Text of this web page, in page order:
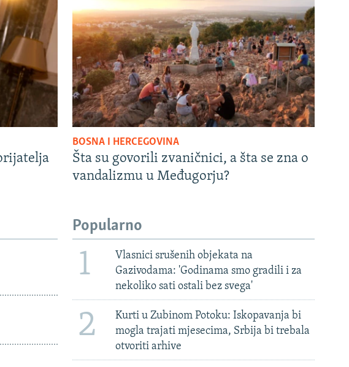
BOSNA I HERCEGOVINA
Šta su govorili zvaničnici, a šta se zna o
vandalizmu u Međugorju?
Popularno
1
Vlasnici srušenih objekata na
Gazivodama: 'Godinama smo gradili i za
nekoliko sati ostali bez svega'
2
Kurti u Zubinom Potoku: Iskopavanja bi
mogla trajati mjesecima, Srbija bi trebala
otvoriti arhive